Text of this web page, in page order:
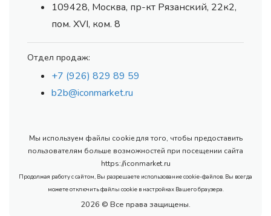
109428, Москва, пр-кт Рязанский, 22к2,
пом. XVI, ком. 8
Отдел продаж:
+7 (926) 829 89 59
b2b@iconmarket.ru
Мы используем файлы cookie для того, чтобы предоставить
пользователям больше возможностей при посещении сайта
https://iconmarket.ru
Продолжая работу с сайтом, Вы разрешаете использование cookie-файлов. Вы всегда
можете отключить файлы cookie в настройках Вашего браузера.
2026 © Все права защищены.